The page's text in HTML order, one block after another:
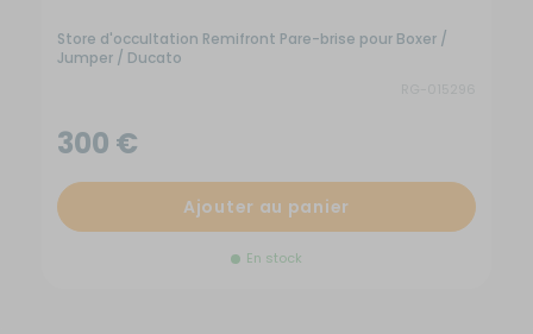
Store d'occultation Remifront Pare-brise pour Boxer /
Jumper / Ducato
300 €
Ajouter au panier
En stock